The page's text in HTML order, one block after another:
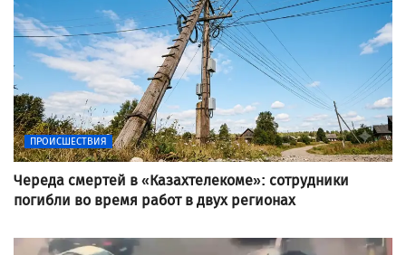
ПРОИСШЕСТВИЯ
Череда смертей в «Казахтелекоме»: сотрудники
погибли во время работ в двух регионах